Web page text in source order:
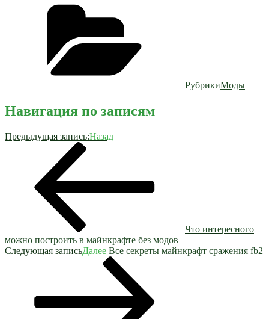
РубрикиМоды
Навигация по записям
Предыдущая запись:Назад
Что интересного
можно построить в майнкрафте без модов
Следующая записьДалее Все секреты майнкрафт сражения fb2